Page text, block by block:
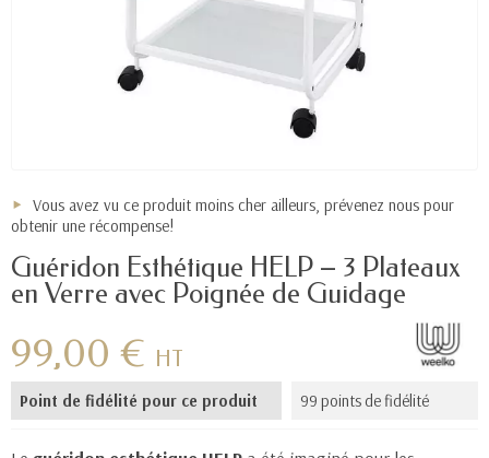
Vous avez vu ce produit moins cher ailleurs, prévenez nous pour
obtenir une récompense!
Guéridon Esthétique HELP – 3 Plateaux
en Verre avec Poignée de Guidage
99,00 € HT
Point de fidélité pour ce produit 99 points de fidélité